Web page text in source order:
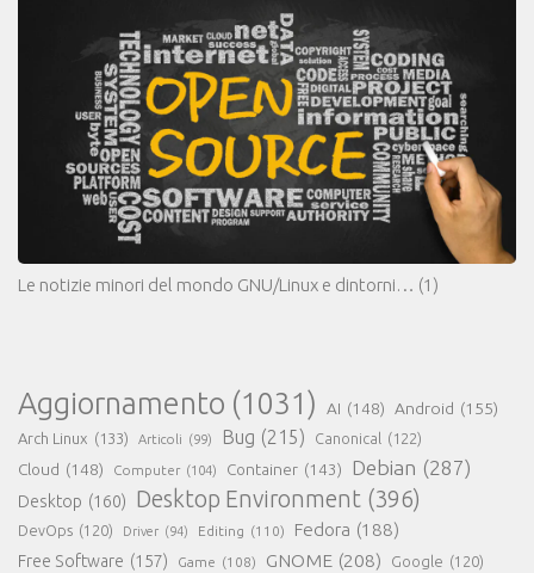
Le notizie minori del mondo GNU/Linux e dintorni… (1)
Aggiornamento (1031) AI (148) Android (155)
Arch Linux (133) Articoli (99) Bug (215) Canonical (122)
Cloud (148) Computer (104) Container (143) Debian (287)
Desktop (160) Desktop Environment (396)
DevOps (120) Driver (94) Editing (110) Fedora (188)
Free Software (157) Game (108) GNOME (208) Google (120)